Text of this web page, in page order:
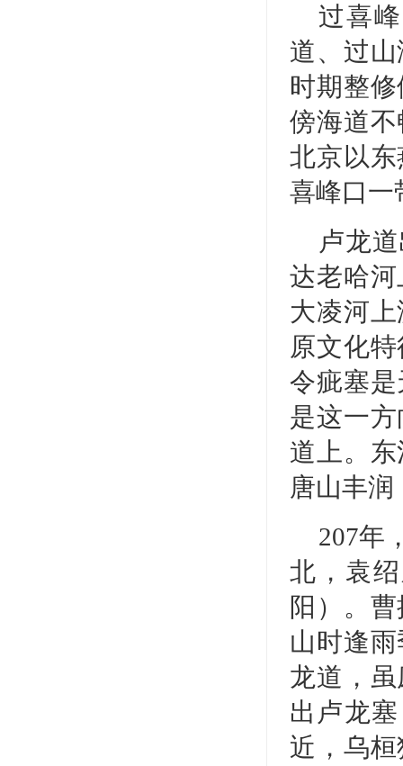
过喜
道、过
时期整
傍海道
北京以
喜峰口一
卢龙
达老哈
大凌河
原文化
令疵塞
是这一
道上。
唐山丰
207年
北，袁
阳）。
山时逢
龙道，
出卢龙
近，乌